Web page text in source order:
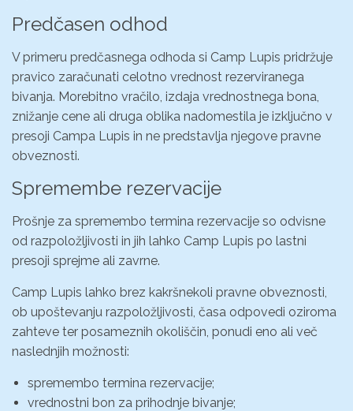
Predčasen odhod
V primeru predčasnega odhoda si Camp Lupis pridržuje
pravico zaračunati celotno vrednost rezerviranega
bivanja. Morebitno vračilo, izdaja vrednostnega bona,
znižanje cene ali druga oblika nadomestila je izključno v
presoji Campa Lupis in ne predstavlja njegove pravne
obveznosti.
Spremembe rezervacije
Prošnje za spremembo termina rezervacije so odvisne
od razpoložljivosti in jih lahko Camp Lupis po lastni
presoji sprejme ali zavrne.
Camp Lupis lahko brez kakršnekoli pravne obveznosti,
ob upoštevanju razpoložljivosti, časa odpovedi oziroma
zahteve ter posameznih okoliščin, ponudi eno ali več
naslednjih možnosti:
spremembo termina rezervacije;
vrednostni bon za prihodnje bivanje;